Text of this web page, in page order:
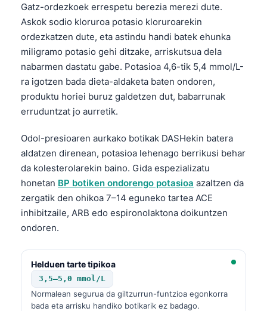
Gatz-ordezkoek errespetu berezia merezi dute.
Askok sodio kloruroa potasio kloruroarekin
ordezkatzen dute, eta astindu handi batek ehunka
miligramo potasio gehi ditzake, arriskutsua dela
nabarmen dastatu gabe. Potasioa 4,6-tik 5,4 mmol/L-
ra igotzen bada dieta-aldaketa baten ondoren,
produktu horiei buruz galdetzen dut, babarrunak
erruduntzat jo aurretik.
Odol-presioaren aurkako botikak DASHekin batera
aldatzen direnean, potasioa lehenago berrikusi behar
da kolesterolarekin baino. Gida espezializatu
honetan BP botiken ondorengo potasioa azaltzen da
zergatik den ohikoa 7–14 eguneko tartea ACE
inhibitzaile, ARB edo espironolaktona doikuntzen
ondoren.
Helduen tarte tipikoa
3,5–5,0 mmol/L
Normalean segurua da giltzurrun-funtzioa egonkorra
bada eta arrisku handiko botikarik ez badago.